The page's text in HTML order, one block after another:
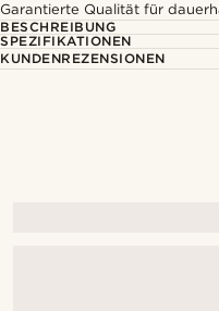
Garantierte Qualität für
BESCHREIBUNG
SPEZIFIKATIONEN
KUNDENREZENSIONEN